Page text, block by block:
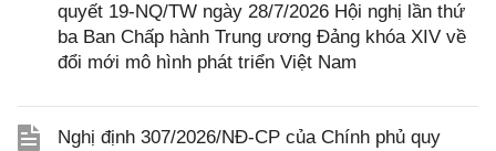
quyết 19-NQ/TW ngày 28/7/2026 Hội nghị lần thứ
ba Ban Chấp hành Trung ương Đảng khóa XIV về
đổi mới mô hình phát triển Việt Nam
Nghị định 307/2026/NĐ-CP của Chính phủ quy